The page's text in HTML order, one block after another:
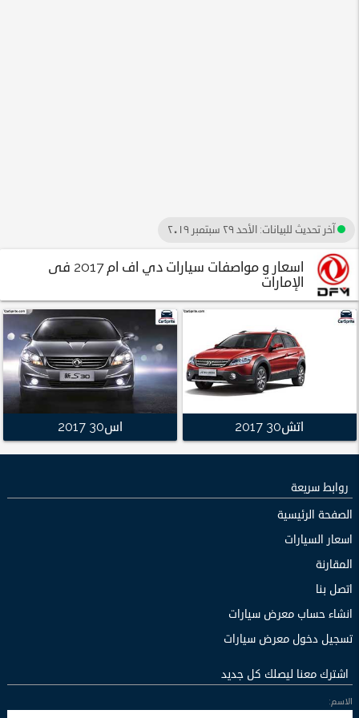
آخر تحديث للبيانات: الأحد ٢٩ سبتمبر ٢٠١٩
اسعار و مواصفات سيارات دي اف ام 2017 فى
الإمارات
اتش30 2017 اس30 2017
روابط سريعة
الصفحة الرئيسية
اسعار السيارات
المقارنة
اتصل بنا
انشاء حساب معرض سيارات
تسجيل دخول معرض سيارات
اشترك معنا ليصلك كل جديد
الاسم: